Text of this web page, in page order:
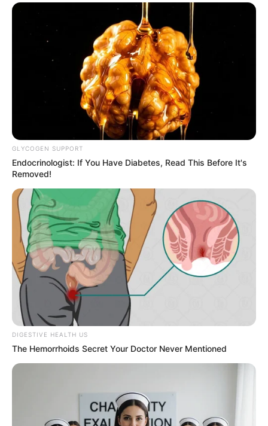
SnapTik : Cara Cepat Download
GLYCOGEN SUPPORT
Endocrinologist: If You Have Diabetes, Read This Before It's
Removed!
DIGESTIVE HEALTH US
The Hemorrhoids Secret Your Doctor Never Mentioned